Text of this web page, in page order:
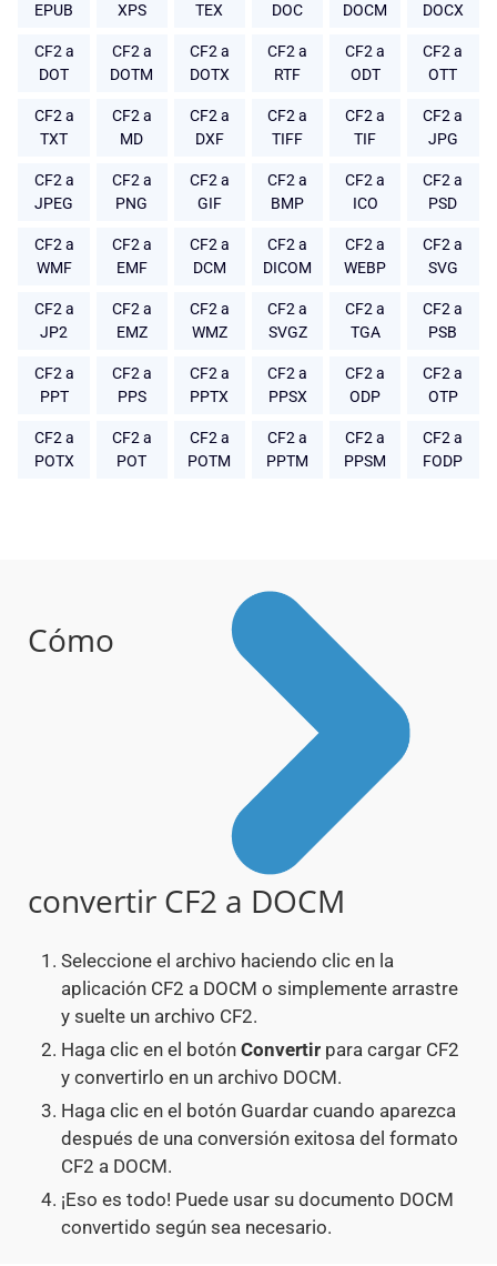
EPUB
XPS
TEX
DOC
DOCM
DOCX
CF2 a
DOT
CF2 a
DOTM
CF2 a
DOTX
CF2 a
RTF
CF2 a
ODT
CF2 a
OTT
CF2 a
TXT
CF2 a
MD
CF2 a
DXF
CF2 a
TIFF
CF2 a
TIF
CF2 a
JPG
CF2 a
JPEG
CF2 a
PNG
CF2 a
GIF
CF2 a
BMP
CF2 a
ICO
CF2 a
PSD
CF2 a
WMF
CF2 a
EMF
CF2 a
DCM
CF2 a
DICOM
CF2 a
WEBP
CF2 a
SVG
CF2 a
JP2
CF2 a
EMZ
CF2 a
WMZ
CF2 a
SVGZ
CF2 a
TGA
CF2 a
PSB
CF2 a
PPT
CF2 a
PPS
CF2 a
PPTX
CF2 a
PPSX
CF2 a
ODP
CF2 a
OTP
CF2 a
POTX
CF2 a
POT
CF2 a
POTM
CF2 a
PPTM
CF2 a
PPSM
CF2 a
FODP
Cómo
convertir CF2 a DOCM
Seleccione el archivo haciendo clic en la
aplicación CF2 a DOCM o simplemente arrastre
y suelte un archivo CF2.
Haga clic en el botón Convertir para cargar CF2
y convertirlo en un archivo DOCM.
Haga clic en el botón Guardar cuando aparezca
después de una conversión exitosa del formato
CF2 a DOCM.
¡Eso es todo! Puede usar su documento DOCM
convertido según sea necesario.